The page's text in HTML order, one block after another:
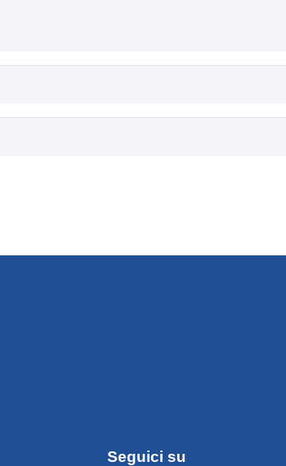
Seguici su